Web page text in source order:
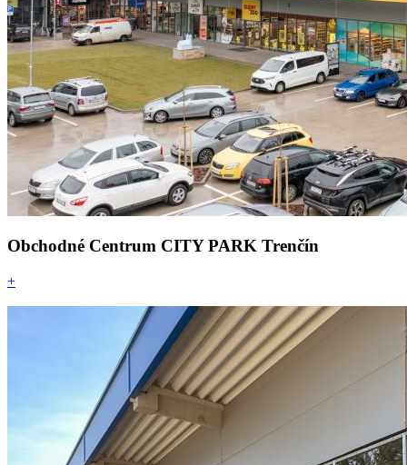
Obchodné Centrum CITY PARK Trenčín
+